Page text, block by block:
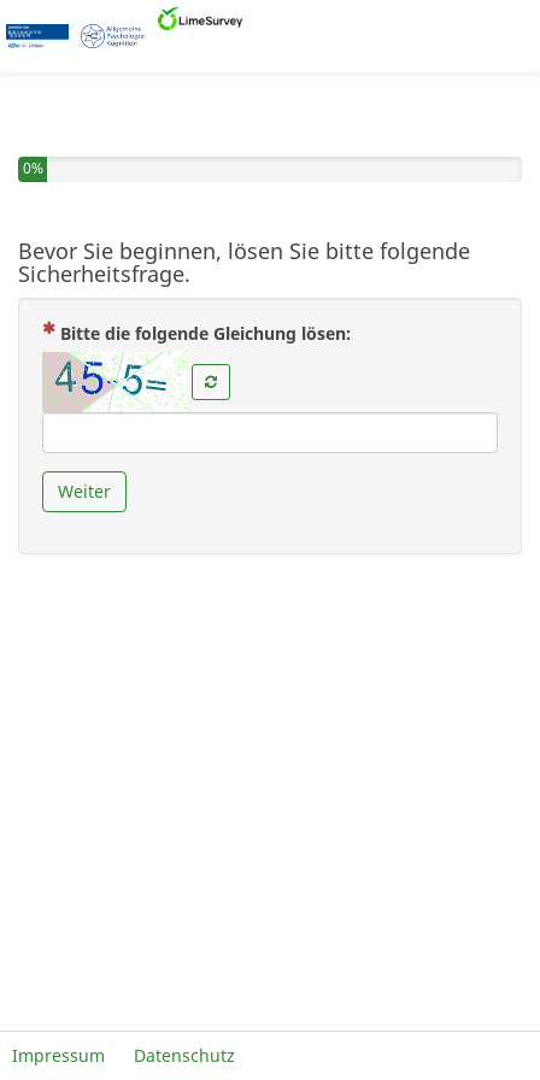
Sie haben 0% dieser Umfrage fertiggestellt.
0%
Bevor Sie beginnen, lösen Sie bitte folgende
Sicherheitsfrage.
Bitte die folgende Gleichung lösen:( Zwingend notwendig
Weiter
Impressum Datenschutz